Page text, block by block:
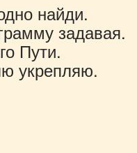
найди.
задавая.
Пути.
укрепляю.